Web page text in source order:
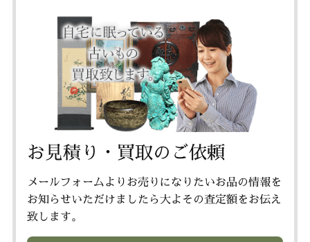
お見積り・買取のご依頼
メールフォームよりお売りになりたいお品の情報を
お知らせいただけましたら大よその査定額をお伝え
致します。